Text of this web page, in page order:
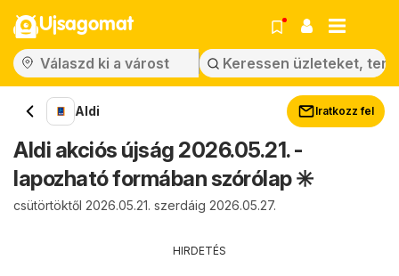
Ujsagomat
Aldi Iratkozz fel
Aldi akciós újság 2026.05.21. -
lapozható formában szórólap ✳️
csütörtöktől 2026.05.21. szerdáig 2026.05.27.
HIRDETÉS